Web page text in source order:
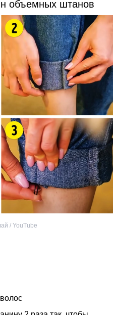
объемных штанов
/ YouTube